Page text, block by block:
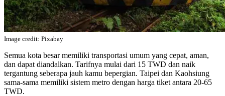
Image credit: Pixabay
Semua kota besar memiliki transportasi umum yang cepat, aman,
dan dapat diandalkan. Tarifnya mulai dari 15 TWD dan naik
tergantung seberapa jauh kamu bepergian. Taipei dan Kaohsiung
sama-sama memiliki sistem metro dengan harga tiket antara 20-65
TWD.